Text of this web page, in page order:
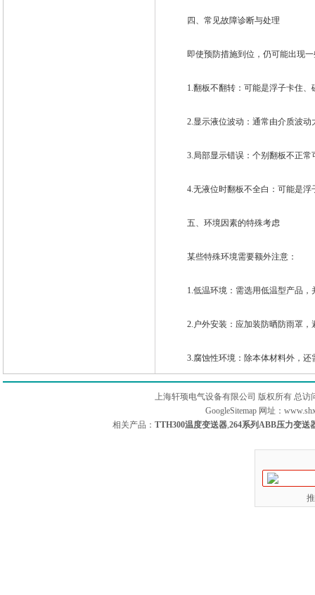
四、常见故障诊断与处理
即使预防措施到位，仍可能出现一
1.翻板不翻转：可能是浮子卡住、
2.显示液位波动：通常由介质波动
3.局部显示错误：个别翻板不正常
4.无液位时翻板不全白：可能是浮
五、环境因素的特殊考虑
某些特殊环境需要额外注意：
1.低温环境：需选用低温型产品，
2.户外安装：应加装防晒防雨罩，
3.腐蚀性环境：除本体材料外，还
上海轩顼电气设备有限公司 版权所有 总访
GoogleSitemap网址：
相关产品： TTH300温度变送器,264系列ABB压力变送